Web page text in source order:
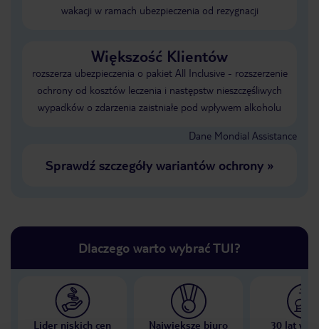
wakacji w ramach ubezpieczenia od rezygnacji
Większość Klientów
rozszerza ubezpieczenia o pakiet All Inclusive - rozszerzenie
ochrony od kosztów leczenia i następstw nieszczęśliwych
wypadków o zdarzenia zaistniałe pod wpływem alkoholu
Dane Mondial Assistance
Sprawdź szczegóły wariantów ochrony»
Dlaczego warto wybrać TUI?
Lider niskich cen Największe biuro 30 lat w